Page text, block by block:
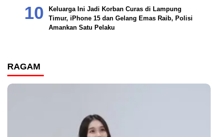
Keluarga Ini Jadi Korban Curas di Lampung
Timur, iPhone 15 dan Gelang Emas Raib, Polisi
Amankan Satu Pelaku
RAGAM